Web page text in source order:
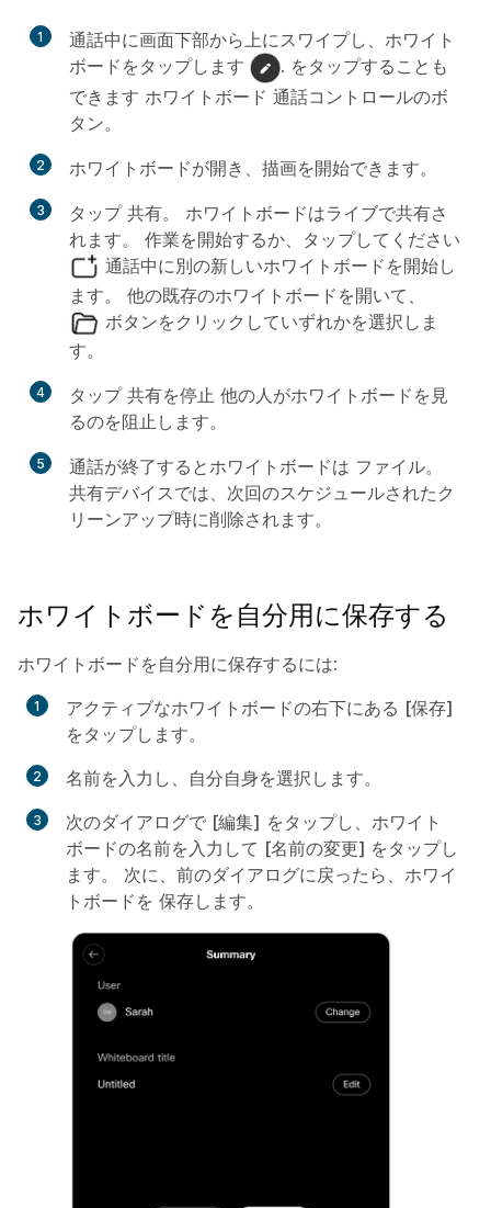
1
通話中に画面下部から上にスワイプし、ホワイト
ボードをタップします
. をタップすることも
できます ホワイトボード 通話コントロールのボ
タン。
2 ホワイトボードが開き、描画を開始できます。
3 タップ 共有。 ホワイトボードはライブで共有さ
れます。 作業を開始するか、タップしてください
通話中に別の新しいホワイトボードを開始し
ます。 他の既存のホワイトボードを開いて、
ボタンをクリックしていずれかを選択しま
す。
4 タップ 共有を停止 他の人がホワイトボードを見
るのを阻止します。
5 通話が終了するとホワイトボードは ファイル。
共有デバイスでは、次回のスケジュールされたク
リーンアップ時に削除されます。
ホワイトボードを自分用に保存する
ホワイトボードを自分用に保存するには:
アクティブなホワイトボードの右下にある [保存]
をタップします。
名前を入力し、自分自身を選択します。
次のダイアログで [編集] をタップし、ホワイト
ボードの名前を入力して [名前の変更] をタップし
ます。 次に、前のダイアログに戻ったら、ホワイ
トボードを 保存します。